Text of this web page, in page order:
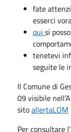
fate
esserci
qui si
tenetevi
seguite le
Il Comune di
09 visibile
sitoallertaLOM
Per consultare